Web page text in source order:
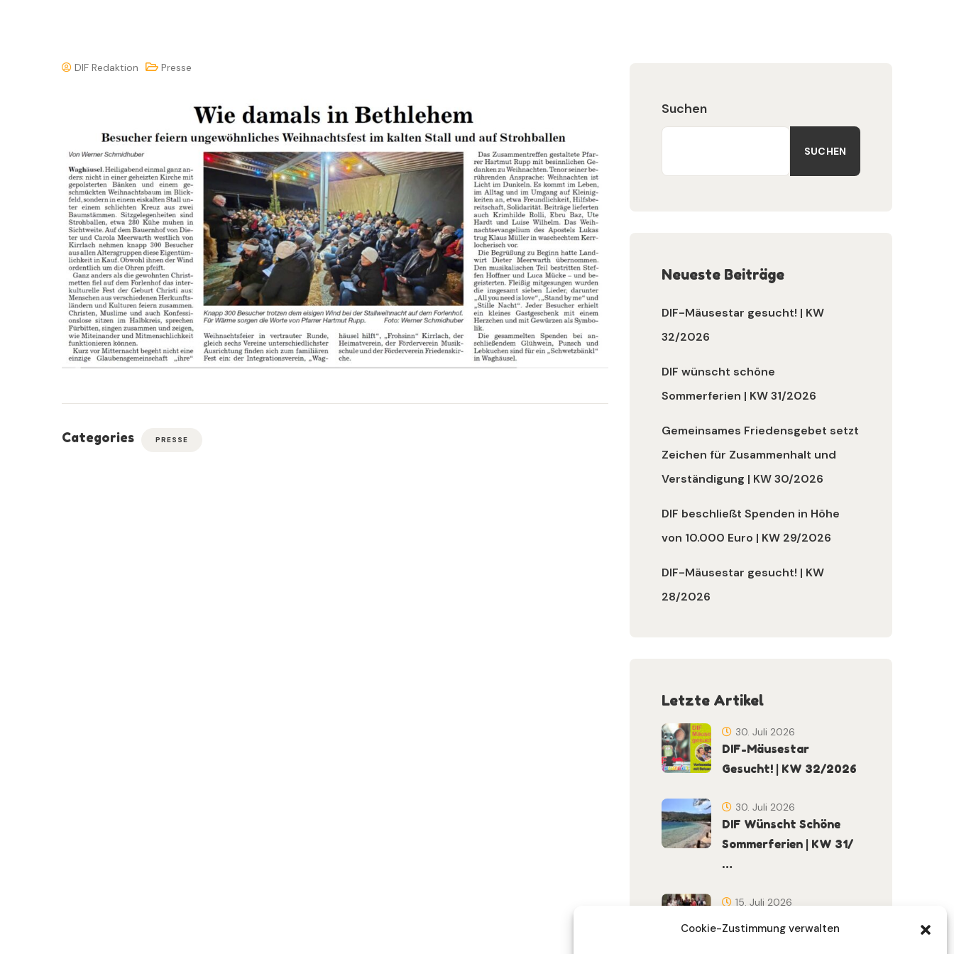
Cookie-Zustimmung verwalten
DIF Redaktion Presse
Categories PRESSE
Suchen
SUCHEN
Neueste Beiträge
DIF-Mäusestar gesucht! | KW
32/2026
DIF wünscht schöne
Sommerferien | KW 31/2026
Gemeinsames Friedensgebet setzt
Zeichen für Zusammenhalt und
Verständigung | KW 30/2026
DIF beschließt Spenden in Höhe
von 10.000 Euro | KW 29/2026
DIF-Mäusestar gesucht! | KW
28/2026
Letzte Artikel
DIF-Mäusestar
Gesucht! | KW 32/2026
30. Juli 2026
DIF Wünscht Schöne
Sommerferien | KW 31/
…
30. Juli 2026
15. Juli 2026